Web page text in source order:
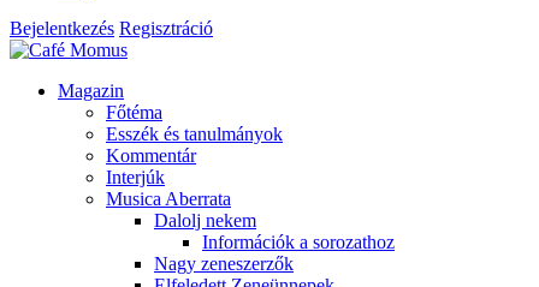
Bejelentkezés Regisztráció
Magazin
Főtéma
Esszék és tanulmányok
Kommentár
Interjúk
Musica Aberrata
Dalolj nekem
Információk a sorozathoz
Nagy zeneszerzők